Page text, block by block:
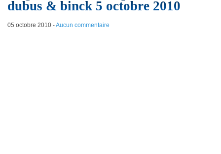
dubus & binck 5 octobre 2010
05 octobre 2010-Aucun commentaire